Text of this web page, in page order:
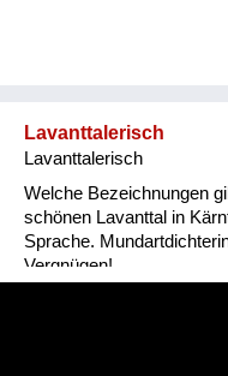
Lavanttalerisch
Lavanttalerisch
Welche Bezeichnungen
schönen Lavanttal in
Sprache.
Vergnügen!